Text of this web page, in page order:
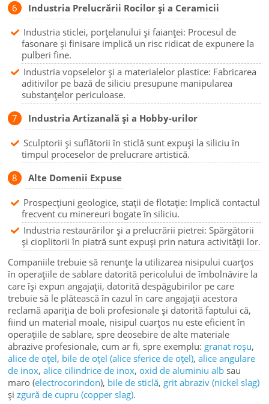
Industria Prelucrării Rocilor și a Ceramicii
Industria sticlei, porțelanului și faianței: Procesul de
fasonare și finisare implică un risc ridicat de expunere la
pulberi fine.
Industria vopselelor și a materialelor plastice: Fabricarea
aditivilor pe bază de siliciu presupune manipularea
substanțelor periculoase.
Industria Artizanală și a Hobby-urilor
Sculptorii și suflătorii în sticlă sunt expuși la siliciu în
timpul proceselor de prelucrare artistică.
Alte Domenii Expuse
Prospecțiuni geologice, stații de flotație: Implică contactul
frecvent cu minereuri bogate în siliciu.
Industria restaurărilor și a prelucrării pietrei: Spărgătorii
și cioplitorii în piatră sunt expuși prin natura activității lor.
Companiile trebuie să renunțe la utilizarea nisipului cuarțos
în operațiile de sablare datorită pericolului de îmbolnăvire la
care își expun angajații, datorită despăgubirilor pe care
trebuie să le plătească în cazul în care angajații acestora
reclamă apariția de boli profesionale și datorită faptului că,
fiind un material moale, nisipul cuarțos nu este eficient în
operațiile de sablare, spre deosebire de alte materiale
abrazive profesionale, cum ar fi, spre exemplu: granat roșu,
alice de oțel, bile de oțel (alice sferice de oțel),alice angulare
de inox,alice cilindrice de inox,oxid de aluminiu alb sau
maro (electrocorindon), bile de sticlă, grit abraziv (nickel slag)
șizgură de cupru (copper slag).